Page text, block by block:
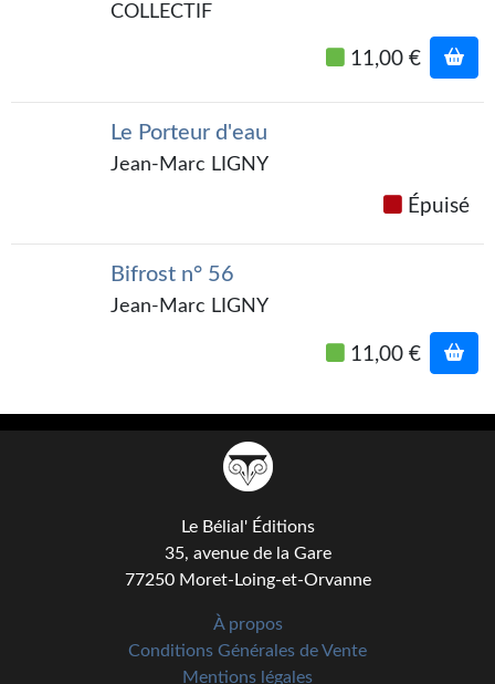
Le Bélial' sur Youtube
La Bibliothèque orbitale
COLLECTIF
11,00 €
Le Porteur d'eau
Jean-Marc LIGNY
Épuisé
Bifrost n° 56
Jean-Marc LIGNY
11,00 €
Le Bélial' Éditions
35, avenue de la Gare
77250 Moret-Loing-et-Orvanne
À propos
Conditions Générales de Vente
Mentions légales